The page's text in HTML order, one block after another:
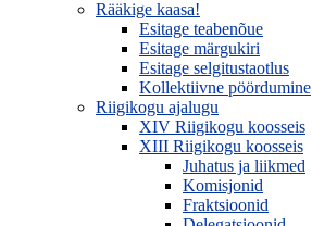
Rääkige kaasa!
Esitage teabenõue
Esitage märgukiri
Esitage selgitustaotlus
Kollektiivne pöördumine
Riigikogu ajalugu
XIV Riigikogu koosseis
XIII Riigikogu koosseis
Juhatus ja liikmed
Komisjonid
Fraktsioonid